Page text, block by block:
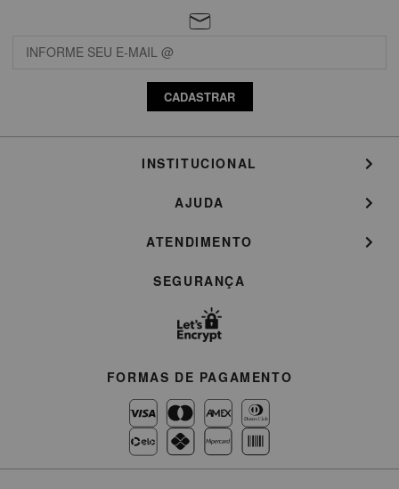
CADASTRAR
INSTITUCIONAL
AJUDA
ATENDIMENTO
SEGURANÇA
FORMAS DE PAGAMENTO